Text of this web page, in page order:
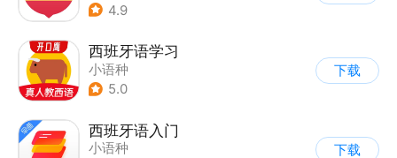
4.9
西班牙语学习
小语种
5.0
下载
西班牙语入门
小语种
下载